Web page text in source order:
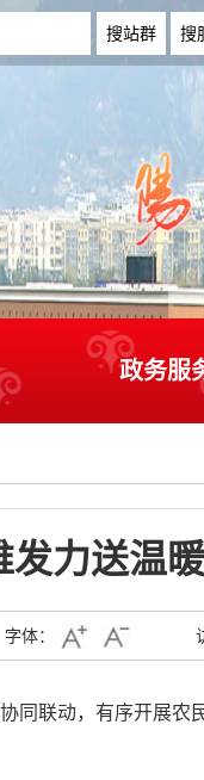
政务服
发力送温
字体：
同联动，有序开展